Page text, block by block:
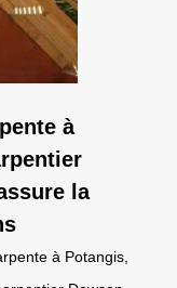
à
la
à Potangis,